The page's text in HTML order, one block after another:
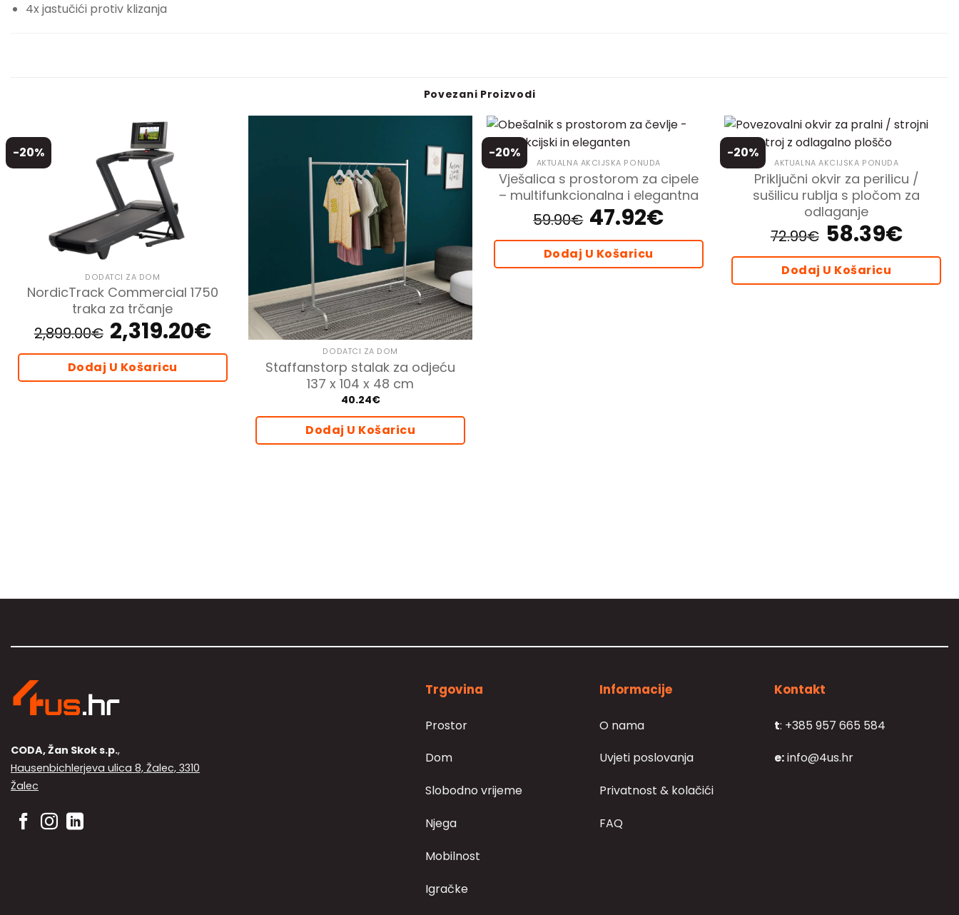
4x jastučići protiv klizanja
Povezani Proizvodi
-20%
DODATCI ZA DOM
NordicTrack Commercial 1750
traka za trčanje
2,899.00€ Izvorna
cijena
bila
je:
2,899.00€.
2,319.20€Trenutna
cijena
2,319.20€.
Dodaj U Košaricu
DODATCI ZA DOM
Staffanstorp stalak za odjeću
137 x 104 x 48 cm
40.24€
Dodaj U Košaricu
-20%
AKTUALNA AKCIJSKA PONUDA
Vješalica s prostorom za cipele
– multifunkcionalna i elegantna
59.90€ Izvorna
cijena
je:
59.90€.
47.92€Trenutna
cijena
47.92€.
Dodaj U Košaricu
-20%
AKTUALNA AKCIJSKA PONUDA
Priključni okvir za perilicu /
sušilicu rublja s pločom za
odlaganje
72.99€ Izvorna
cijena
je:
72.99€.
58.39€Trenutna
cijena
58.39€.
Dodaj U Košaricu
CODA, Žan Skok s.p.,
Hausenbichlerjeva ulica 8, Žalec, 3310
Žalec
Trgovina
Prostor
Dom
Slobodno vrijeme
Njega
Mobilnost
Igračke
Informacije
O nama
Uvjeti poslovanja
Privatnost & kolačići
FAQ
Kontakt
t: +385 957 665 584
e:info@4us.hr